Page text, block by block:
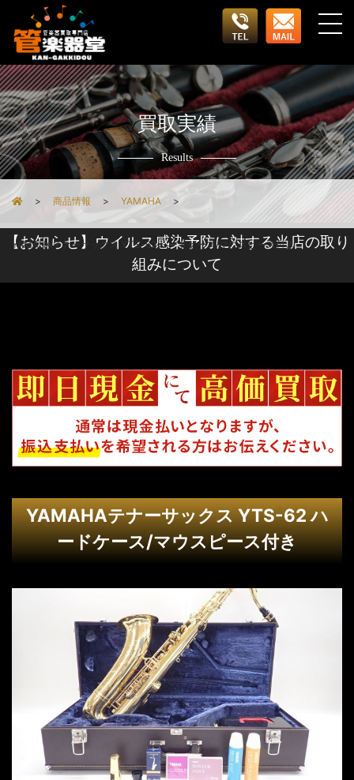
商品情報 YAMAHA
YAMAHAテナーサックス YTS-62 ハードケース/マウスピース付き
買取実績
Results
【お知らせ】ウイルス感染予防に対する当店の取り
組みについて
YAMAHAテナーサックス YTS-62 ハ
ードケース/マウスピース付き